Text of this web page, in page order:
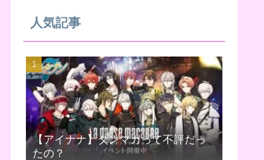
人気記事
【アイナナ】ダンマカって不評だっ
たの？